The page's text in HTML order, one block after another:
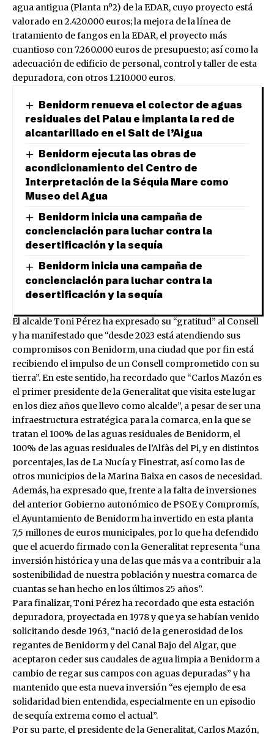
agua antigua (Planta nº2) de la EDAR, cuyo proyecto está
valorado en 2.420.000 euros; la mejora de la línea de
tratamiento de fangos en la EDAR, el proyecto más
cuantioso con 7.260.000 euros de presupuesto; así como la
adecuación de edificio de personal, control y taller de esta
depuradora, con otros 1.210.000 euros.
Benidorm renueva el colector de aguas
residuales del Palau e implanta la red de
alcantarillado en el Salt de l’Aigua
Benidorm ejecuta las obras de
acondicionamiento del Centro de
Interpretación de la Séquia Mare como
Museo del Agua
Benidorm inicia una campaña de
concienciación para luchar contra la
desertificación y la sequía
Benidorm inicia una campaña de
concienciación para luchar contra la
desertificación y la sequía
El alcalde Toni Pérez ha expresado su “gratitud” al Consell
y ha manifestado que “desde 2023 está atendiendo sus
compromisos con Benidorm, una ciudad que por fin está
recibiendo el impulso de un Consell comprometido con su
tierra”. En este sentido, ha recordado que “Carlos Mazón es
el primer presidente de la Generalitat que visita este lugar
en los diez años que llevo como alcalde”, a pesar de ser una
infraestructura estratégica para la comarca, en la que se
tratan el 100% de las aguas residuales de Benidorm, el
100% de las aguas residuales de l’Alfàs del Pi, y en distintos
porcentajes, las de La Nucía y Finestrat, así como las de
otros municipios de la Marina Baixa en casos de necesidad.
Además, ha expresado que, frente a la falta de inversiones
del anterior Gobierno autonómico de PSOE y Compromís,
el Ayuntamiento de Benidorm ha invertido en esta planta
7,5 millones de euros municipales, por lo que ha defendido
que el acuerdo firmado con la Generalitat representa “una
inversión histórica y una de las que más va a contribuir a la
sostenibilidad de nuestra población y nuestra comarca de
cuantas se han hecho en los últimos 25 años”.
Para finalizar, Toni Pérez ha recordado que esta estación
depuradora, proyectada en 1978 y que ya se habían venido
solicitando desde 1963, “nació de la generosidad de los
regantes de Benidorm y del Canal Bajo del Algar, que
aceptaron ceder sus caudales de agua limpia a Benidorm a
cambio de regar sus campos con aguas depuradas” y ha
mantenido que esta nueva inversión “es ejemplo de esa
solidaridad bien entendida, especialmente en un episodio
de sequía extrema como el actual”.
Por su parte, el presidente de la Generalitat, Carlos Mazón,